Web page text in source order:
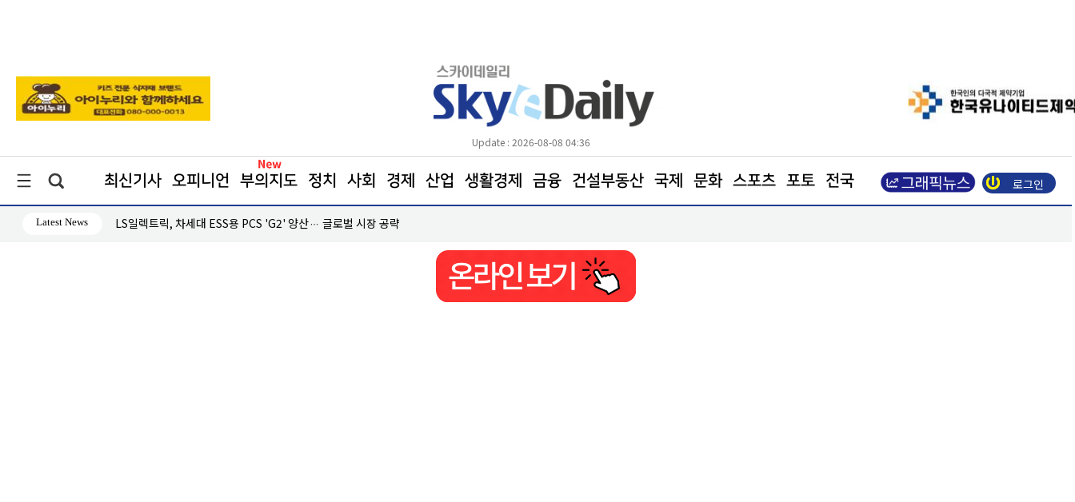
Update : 2026-08-08 04:36
최신기사 오피니언 부의지도 정치 사회 경제 산업 생활경제 금융 건설부동산 국제 문화 스포츠 포토 전국 로그인
Latest News
자 지속 LS일렉트릭, 차세대 ESS용 PCS 'G2' 양산… 글로벌 시장 공략